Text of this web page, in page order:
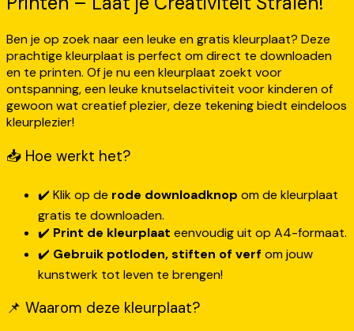
Ben je op zoek naar een leuke en gratis kleurplaat? Deze
prachtige kleurplaat is perfect om direct te downloaden
en te printen. Of je nu een kleurplaat zoekt voor
ontspanning, een leuke knutselactiviteit voor kinderen of
gewoon wat creatief plezier, deze tekening biedt eindeloos
kleurplezier!
📥 Hoe werkt het?
✔️ Klik op de rode downloadknop om de kleurplaat
gratis te downloaden.
✔️ Print de kleurplaat eenvoudig uit op A4-formaat.
✔️ Gebruik potloden, stiften of verf om jouw
kunstwerk tot leven te brengen!
📌 Waarom deze kleurplaat?